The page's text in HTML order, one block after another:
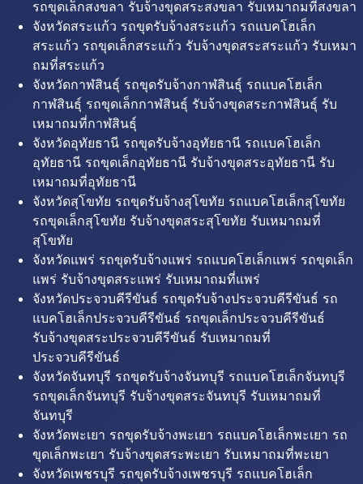
รถขุดเล็กสงขลา รับจ้างขุดสระสงขลา รับเหมาถมที่สงขลา
จังหวัดสระแก้ว รถขุดรับจ้างสระแก้ว รถแบคโฮเล็ก
สระแก้ว รถขุดเล็กสระแก้ว รับจ้างขุดสระสระแก้ว รับเหมา
ถมที่สระแก้ว
จังหวัดกาฬสินธุ์ รถขุดรับจ้างกาฬสินธุ์ รถแบคโฮเล็ก
กาฬสินธุ์ รถขุดเล็กกาฬสินธุ์ รับจ้างขุดสระกาฬสินธุ์ รับ
เหมาถมที่กาฬสินธุ์
จังหวัดอุทัยธานี รถขุดรับจ้างอุทัยธานี รถแบคโฮเล็ก
อุทัยธานี รถขุดเล็กอุทัยธานี รับจ้างขุดสระอุทัยธานี รับ
เหมาถมที่อุทัยธานี
จังหวัดสุโขทัย รถขุดรับจ้างสุโขทัย รถแบคโฮเล็กสุโขทัย
รถขุดเล็กสุโขทัย รับจ้างขุดสระสุโขทัย รับเหมาถมที่
สุโขทัย
จังหวัดแพร่ รถขุดรับจ้างแพร่ รถแบคโฮเล็กแพร่ รถขุดเล็ก
แพร่ รับจ้างขุดสระแพร่ รับเหมาถมที่แพร่
จังหวัดประจวบคีรีขันธ์ รถขุดรับจ้างประจวบคีรีขันธ์ รถ
แบคโฮเล็กประจวบคีรีขันธ์ รถขุดเล็กประจวบคีรีขันธ์
รับจ้างขุดสระประจวบคีรีขันธ์ รับเหมาถมที่
ประจวบคีรีขันธ์
จังหวัดจันทบุรี รถขุดรับจ้างจันทบุรี รถแบคโฮเล็กจันทบุรี
รถขุดเล็กจันทบุรี รับจ้างขุดสระจันทบุรี รับเหมาถมที่
จันทบุรี
จังหวัดพะเยา รถขุดรับจ้างพะเยา รถแบคโฮเล็กพะเยา รถ
ขุดเล็กพะเยา รับจ้างขุดสระพะเยา รับเหมาถมที่พะเยา
จังหวัดเพชรบุรี รถขุดรับจ้างเพชรบุรี รถแบคโฮเล็ก